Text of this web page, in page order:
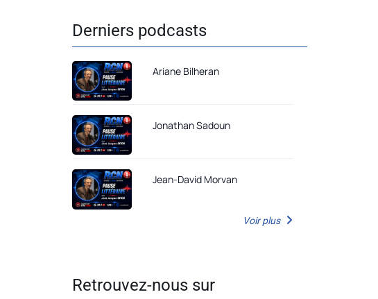
Derniers podcasts
Ariane Bilheran
Jonathan Sadoun
Jean-David Morvan
Voir plus
Retrouvez-nous sur